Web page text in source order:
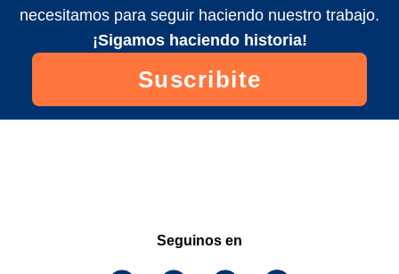
necesitamos para seguir haciendo nuestro trabajo.
¡Sigamos haciendo historia!
Suscribite
Seguinos en